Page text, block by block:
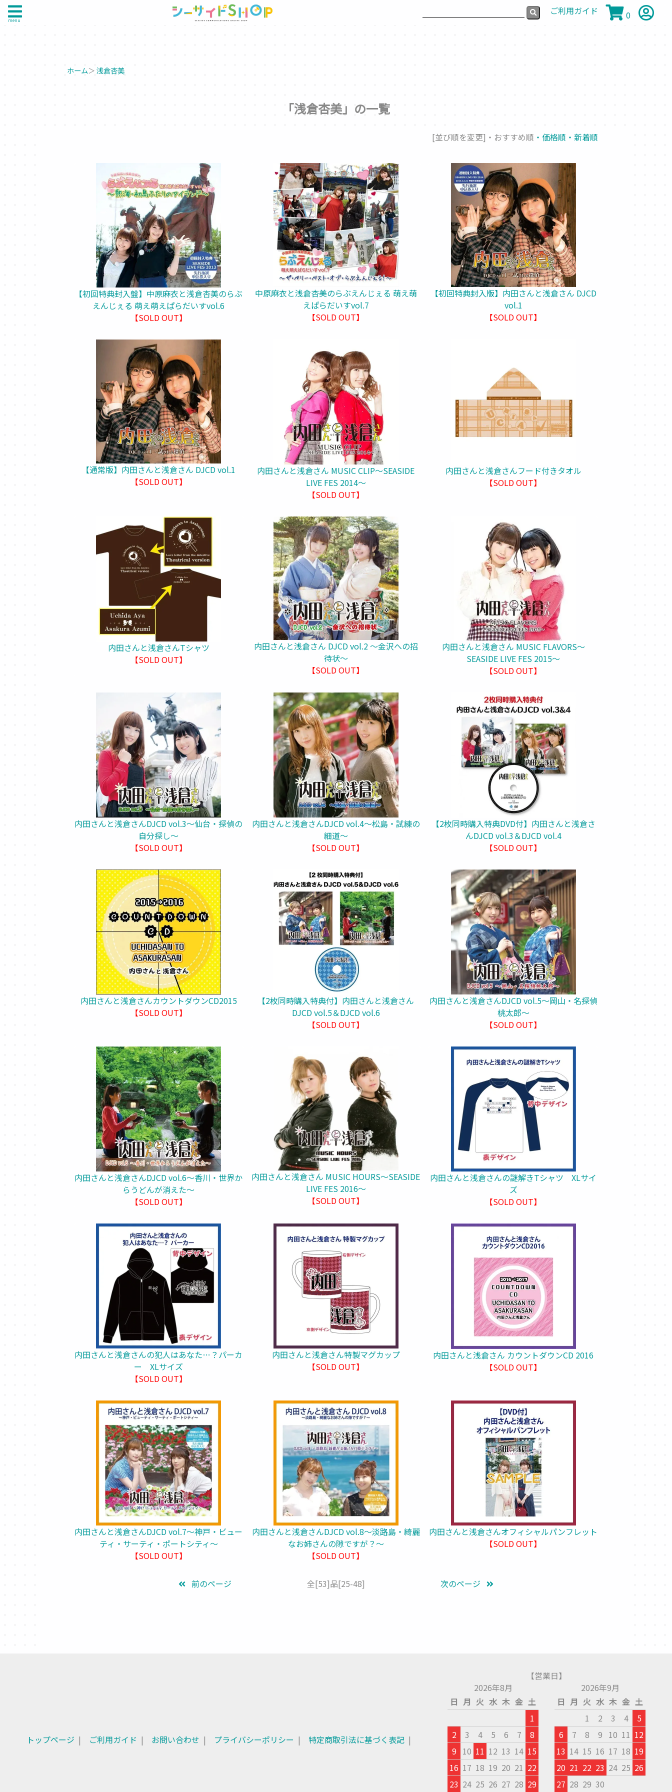
menu
ご利用ガイド 0
ホーム＞浅倉杏美
「浅倉杏美」の一覧
[並び順を変更] ・おすすめ順 ・価格順 ・新着順
【初回特典封入盤】中原麻衣と浅倉杏美のらぶ
えんじぇる 萌え萌えぱらだいすvol.6
【SOLD OUT】
中原麻衣と浅倉杏美のらぶえんじぇる 萌え萌
えぱらだいすvol.7
【SOLD OUT】
【初回特典封入版】内田さんと浅倉さん DJCD
vol.1
【SOLD OUT】
【通常版】内田さんと浅倉さん DJCD vol.1
【SOLD OUT】
内田さんと浅倉さん MUSIC CLIP～SEASIDE
LIVE FES 2014～
【SOLD OUT】
内田さんと浅倉さんフード付きタオル
【SOLD OUT】
内田さんと浅倉さんTシャツ
【SOLD OUT】
内田さんと浅倉さん DJCD vol.2 ～金沢への招
待状～
【SOLD OUT】
内田さんと浅倉さん MUSIC FLAVORS～
SEASIDE LIVE FES 2015～
【SOLD OUT】
内田さんと浅倉さんDJCD vol.3～仙台・探偵の
自分探し～
【SOLD OUT】
内田さんと浅倉さんDJCD vol.4～松島・試練の
細道～
【SOLD OUT】
【2枚同時購入特典DVD付】内田さんと浅倉さ
んDJCD vol.3＆DJCD vol.4
【SOLD OUT】
内田さんと浅倉さんカウントダウンCD2015
【SOLD OUT】
【2枚同時購入特典付】内田さんと浅倉さん
DJCD vol.5＆DJCD vol.6
【SOLD OUT】
内田さんと浅倉さんDJCD vol.5～岡山・名探偵
桃太郎～
【SOLD OUT】
内田さんと浅倉さんDJCD vol.6～香川・世界か
らうどんが消えた～
【SOLD OUT】
内田さんと浅倉さん MUSIC HOURS～SEASIDE
LIVE FES 2016～
【SOLD OUT】
内田さんと浅倉さんの謎解きTシャツ XLサイ
ズ
【SOLD OUT】
内田さんと浅倉さんの犯人はあなた…？パーカ
ー XLサイズ
【SOLD OUT】
内田さんと浅倉さん特製マグカップ
【SOLD OUT】
内田さんと浅倉さん カウントダウンCD 2016
【SOLD OUT】
内田さんと浅倉さんDJCD vol.7～神戸・ビュー
ティ・サーティ・ポートシティ～
【SOLD OUT】
内田さんと浅倉さんDJCD vol.8～淡路島・綺麗
なお姉さんの隙ですが？～
【SOLD OUT】
内田さんと浅倉さんオフィシャルパンフレット
【SOLD OUT】
前のページ 全[53]品[25-48] 次のページ
トップページ ご利用ガイド お問い合わせ プライバシーポリシー 特定商取引法に基づく表記
【営業日】
2026年8月
日 月 火 水 木 金 土
1
2
3 4 5 6 7
8
9 10 11 12 13 14 15
16 17 18 19 20 21 22
23 24 25 26 27 28 29
2026年9月
日 月 火 水 木 金 土
1
2 3 4
5
6
7 8 9 10 11 12
13 14 15 16 17 18 19
20 21 22 23 24 25 26
27 28 29 30